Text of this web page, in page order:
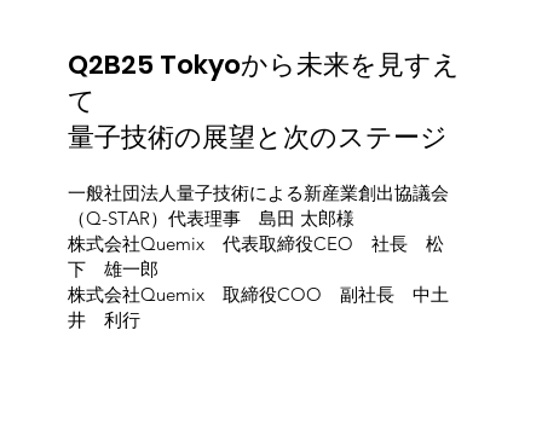
Q2B25 Tokyoから未来を見すえ
て
​量子技術の展望と次のステージ
一般社団法人量子技術による新産業創出協議会
（Q-STAR）代表理事 島田 太郎様
株式会社Quemix 代表取締役CEO 社長 松
下 雄一郎
​株式会社Quemix 取締役COO 副社長 中土
井 利行